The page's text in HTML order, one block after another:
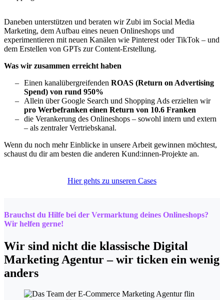
Daneben unterstützen und beraten wir Zubi im Social Media
Marketing, dem Aufbau eines neuen Onlineshops und
experimentieren mit neuen Kanälen wie Pinterest oder TikTok – und
dem Erstellen von GPTs zur Content-Erstellung.
Was wir zusammen erreicht haben
Einen kanalübergreifenden ROAS (Return on Advertising
Spend) von rund 950%
Allein über Google Search und Shopping Ads erzielten wir
pro Werbefranken einen Return von 10.6 Franken
die Verankerung des Onlineshops – sowohl intern und extern
– als zentraler Vertriebskanal.
Wenn du noch mehr Einblicke in unsere Arbeit gewinnen möchtest,
schaust du dir am besten die anderen Kund:innen-Projekte an.
Hier gehts zu unseren Cases
Brauchst du Hilfe bei der Vermarktung deines Onlineshops?
Wir helfen gerne!
Wir sind nicht die klassische Digital
Marketing Agentur – wir ticken ein wenig
anders